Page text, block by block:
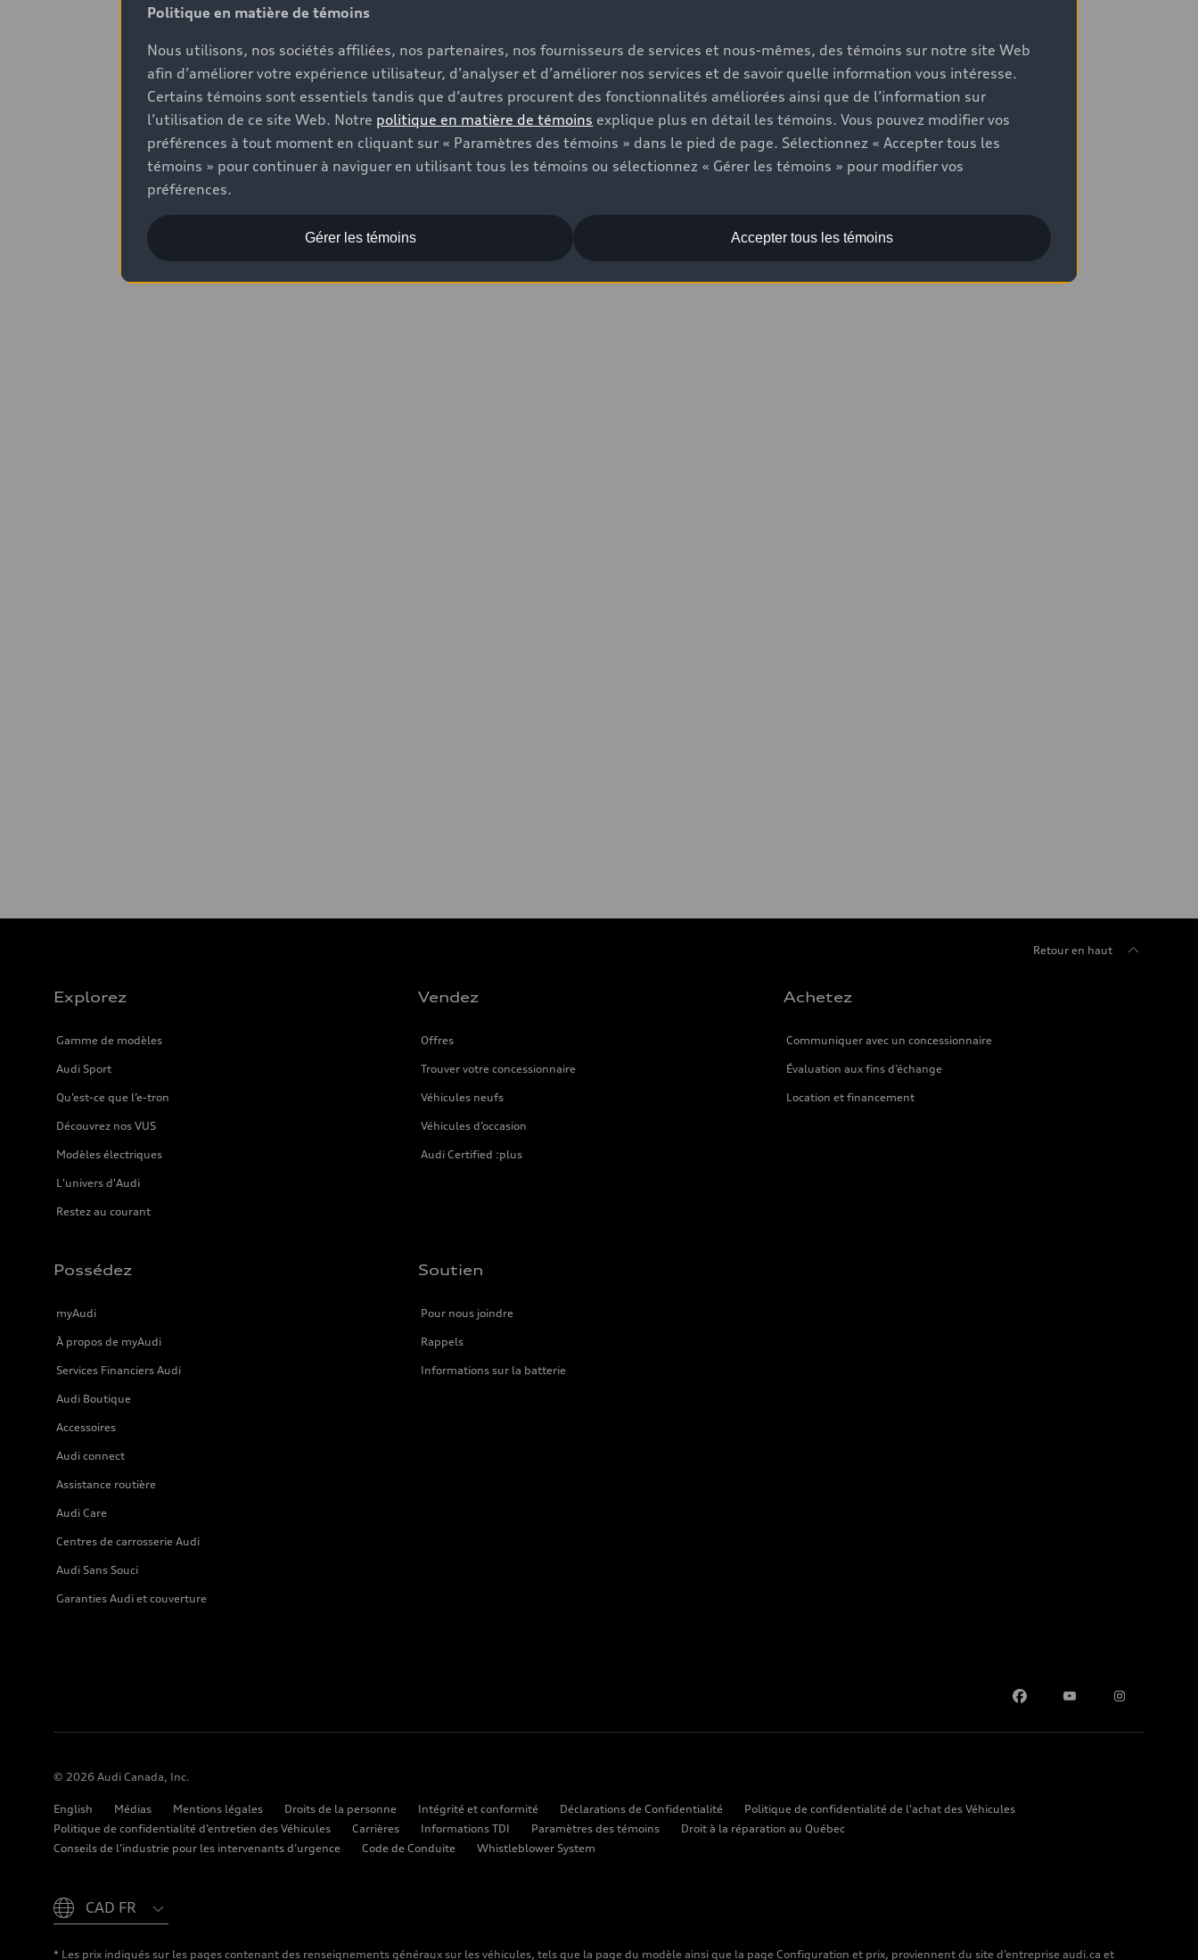
Retour en haut
Explorez
Gamme de modèles
Audi Sport
Qu’est-ce que l’e-tron
Découvrez nos VUS
Modèles électriques
L'univers d'Audi
Restez au courant
Vendez
Offres
Trouver votre concessionnaire
Véhicules neufs
Véhicules d’occasion
Audi Certified :plus
Achetez
Communiquer avec un concessionnaire
Évaluation aux fins d’échange
Location et financement
Possédez
myAudi
À propos de myAudi
Services Financiers Audi
Audi Boutique
Accessoires
Audi connect
Assistance routière
Audi Care
Centres de carrosserie Audi
Audi Sans Souci
Garanties Audi et couverture
Soutien
Pour nous joindre
Rappels
Informations sur la batterie
© 2026 Audi Canada, Inc.
English Médias Mentions légales Droits de la personne Intégrité et conformité Déclarations de Confidentialité
Politique de confidentialité de l'achat des Véhicules
Politique de confidentialité d’entretien des Véhicules
Carrières Informations TDI Paramètres des témoins
Droit à la réparation au Québec
Conseils de l’industrie pour les intervenants d’urgence
Code de Conduite Whistleblower System
* Les prix indiqués sur les pages contenant des renseignements généraux sur les véhicules, tels que la page du modèle ainsi que la page Configuration et prix, proviennent du site d’entreprise audi.ca et
Politique en matière de témoins
Nous utilisons, nos sociétés affiliées, nos partenaires, nos fournisseurs de services et nous-mêmes, des témoins sur notre site Web
afin d’améliorer votre expérience utilisateur, d’analyser et d’améliorer nos services et de savoir quelle information vous intéresse.
Certains témoins sont essentiels tandis que d’autres procurent des fonctionnalités améliorées ainsi que de l’information sur
l’utilisation de ce site Web. Notre politique en matière de témoins explique plus en détail les témoins. Vous pouvez modifier vos
préférences à tout moment en cliquant sur « Paramètres des témoins » dans le pied de page. Sélectionnez « Accepter tous les
témoins » pour continuer à naviguer en utilisant tous les témoins ou sélectionnez « Gérer les témoins » pour modifier vos
préférences.
Accepter tous les témoins
Gérer les témoins